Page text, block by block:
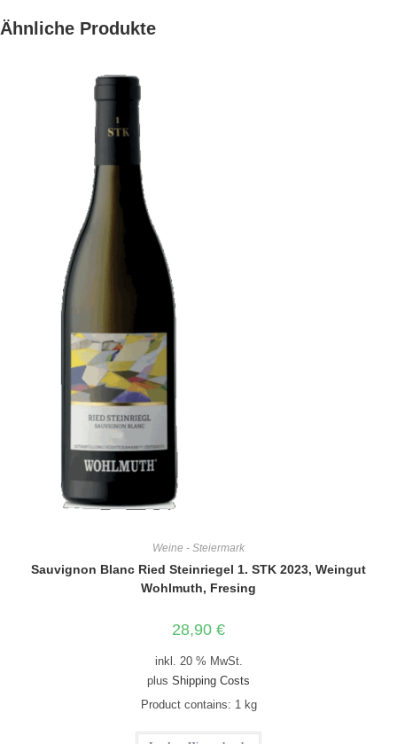
Ähnliche Produkte
Weine - Steiermark
Sauvignon Blanc Ried Steinriegel 1. STK 2023, Weingut
Wohlmuth, Fresing
28,90 €
inkl. 20 % MwSt.
plus Shipping Costs
Product contains: 1 kg